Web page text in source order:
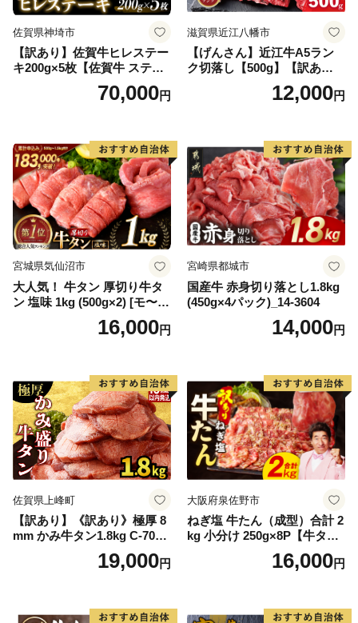
佐賀県神埼市
【訳あり】佐賀牛ヒレステー
キ200g×5枚【佐賀牛 ステー
キ ブランド肉 ヒレ肉 フィレ
肉 ジューシー ヘルシー】(H0
70,000円
滋賀県近江八幡市
【げんさん】近江牛A5ラン
ク切落し【500g】【訳あり】
12,000円
宮城県気仙沼市
大人気！ 牛タン 厚切り牛タ
ン 塩味 1kg (500g×2) [モ〜ラ
ンド 宮城県 気仙沼市 205646
60] 肉 牛肉 精肉 牛たん 牛タ
厚切り タン
16,000円
宮崎県都城市
国産牛 赤身切り落とし1.8kg
(450g×4パック)_14-3604
14,000円
佐賀県上峰町
【訳あり】《訳あり》極厚 8
mm かみ牛タン1.8kg C-709-
19,000円
大阪府泉佐野市
ねぎ塩 牛たん（成型）合計 2
kg 小分け 250g×8P【牛タン
牛肉 焼肉用 薄切り 訳あり サ
16,000円